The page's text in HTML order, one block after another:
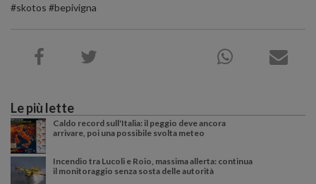
#skotos #bepivigna
Le più lette
Caldo record sull'Italia: il peggio deve ancora
arrivare, poi una possibile svolta meteo
Incendio tra Lucoli e Roio, massima allerta: continua
il monitoraggio senza sosta delle autorità